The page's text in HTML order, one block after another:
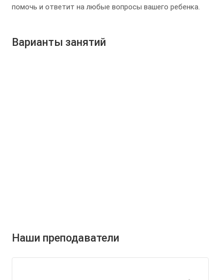
помочь и ответит на любые вопросы вашего ребенка.
Варианты занятий
Наши преподаватели